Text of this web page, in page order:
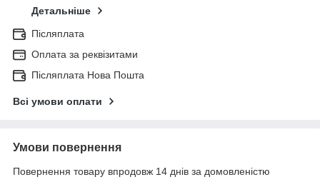
Детальніше
Післяплата
Оплата за реквізитами
Післяплата Нова Пошта
Всі умови оплати
Умови повернення
Повернення товару впродовж 14 днів за домовленістю